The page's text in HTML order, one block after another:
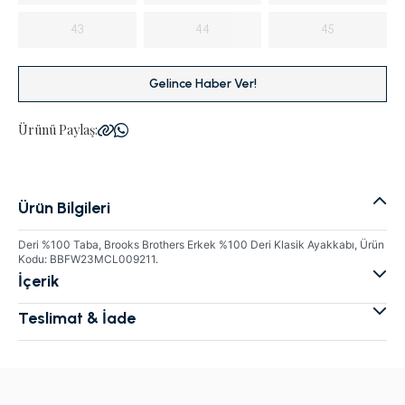
43 44 45
Gelince Haber Ver!
Ürünü Paylaş:
Ürün Bilgileri
Deri %100 Taba, Brooks Brothers Erkek %100 Deri Klasik Ayakkabı, Ürün
Kodu: BBFW23MCL009211.
İçerik
Teslimat & İade